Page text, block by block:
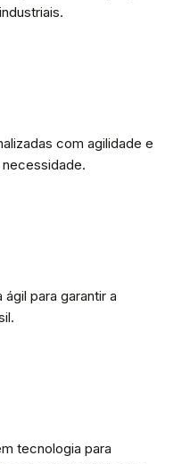
com agilidade e
para garantir a
tecnologia para